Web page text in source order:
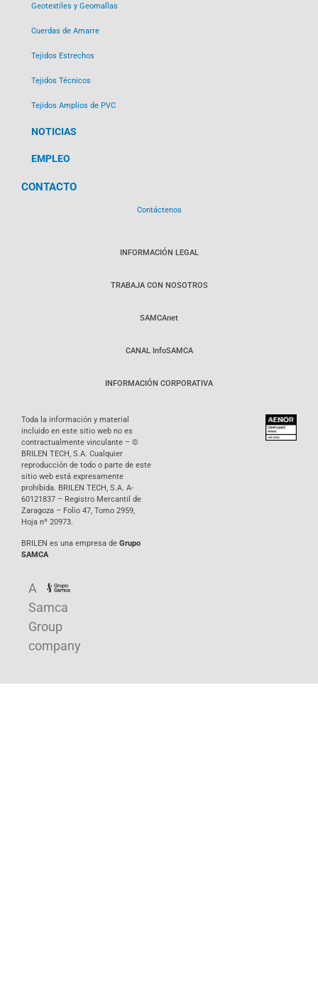
Geotextiles y Geomallas
Cuerdas de Amarre
Tejidos Estrechos
Tejidos Técnicos
Tejidos Amplios de PVC
NOTICIAS
EMPLEO
CONTACTO
Contáctenos
INFORMACIÓN LEGAL
TRABAJA CON NOSOTROS
SAMCAnet
CANAL InfoSAMCA
INFORMACIÓN CORPORATIVA
Toda la información y material
incluido en este sitio web no es
contractualmente vinculante – ©
BRILEN TECH, S.A. Cualquier
reproducción de todo o parte de este
sitio web está expresamente
prohibida. BRILEN TECH, S.A. A-
60121837 – Registro Mercantil de
Zaragoza – Folio 47, Tomo 2959,
Hoja nº 20973.
BRILEN es una empresa de Grupo
SAMCA
A
Samca
Group
company